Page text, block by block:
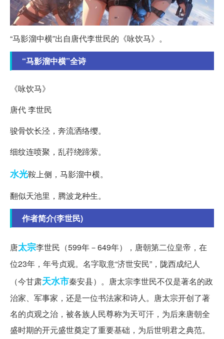
“马影溜中横”出自唐代李世民的《咏饮马》。
“马影溜中横”全诗
《咏饮马》
唐代 李世民
骏骨饮长泾，奔流洒络缨。
细纹连喷聚，乱荇绕蹄萦。
水光鞍上侧，马影溜中横。
翻似天池里，腾波龙种生。
作者简介(李世民)
唐太宗李世民（599年－649年），唐朝第二位皇帝，在
位23年，年号贞观。名字取意“济世安民”，陇西成纪人
（今甘肃天水市秦安县）。唐太宗李世民不仅是著名的政
治家、军事家，还是一位书法家和诗人。唐太宗开创了著
名的贞观之治，被各族人民尊称为天可汗，为后来唐朝全
盛时期的开元盛世奠定了重要基础，为后世明君之典范。